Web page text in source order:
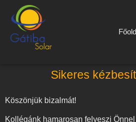
Sikeres
Köszönjük bizalmát!
Kollégánk hamarosan felveszi